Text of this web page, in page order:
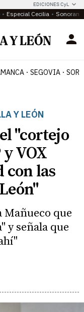
EDICIONES CyL
Especial Cecilia
SEGOVIA
Y LEÓN
"cortejo
VOX
con las
Mañueco que
y señala que